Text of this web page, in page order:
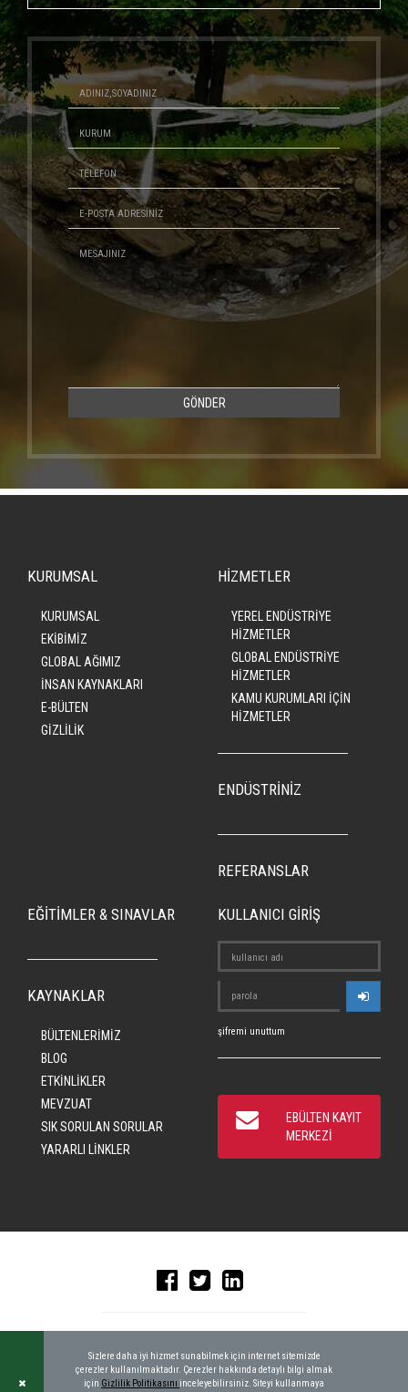
GÖNDER
KURUMSAL
KURUMSAL
EKİBİMİZ
GLOBAL AĞIMIZ
İNSAN KAYNAKLARI
E-BÜLTEN
GİZLİLİK
HİZMETLER
YEREL ENDÜSTRİYE
HİZMETLER
GLOBAL ENDÜSTRİYE
HİZMETLER
KAMU KURUMLARI İÇİN
HİZMETLER
ENDÜSTRİNİZ
REFERANSLAR
EĞİTİMLER & SINAVLAR
KAYNAKLAR
BÜLTENLERİMİZ
BLOG
ETKİNLİKLER
MEVZUAT
SIK SORULAN SORULAR
YARARLI LİNKLER
KULLANICI GİRİŞ
şifremi unuttum
EBÜLTEN KAYIT
MERKEZİ
Sizlere daha iyi hizmet sunabilmek için internet sitemizde
çerezler kullanılmaktadır. Çerezler hakkında detaylı bilgi almak
için Gizlilik Politikasını inceleyebilirsiniz. Siteyi kullanmaya